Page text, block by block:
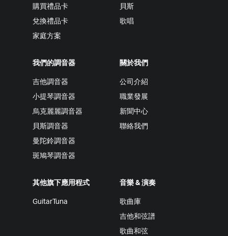
購買禮品卡
兌換禮品卡
家庭方案
貝斯
歌唱
我們的調音器
吉他調音器
小提琴調音器
烏克麗麗調音器
貝斯調音器
曼陀鈴調音器
斑鳩琴調音器
關於我們
公司介紹
職業發展
新聞中心
聯絡我們
其他旗下應用程式
GuitarTuna
音樂 & 演奏
歌曲庫
吉他和弦譜
歌曲和弦